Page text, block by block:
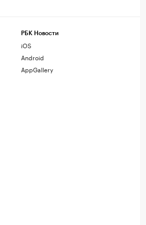
РБК Новости
iOS
Android
AppGallery